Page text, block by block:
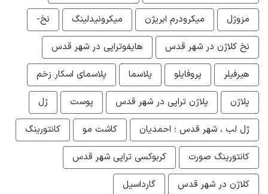
مزوژل
میکرودرم ابریژن میکرونیدلینگ
نخ-
نخ کلاژن در شهر قدس
هایفوتراپی در شهر قدس
هیرفیلر
پروفایلو پلاسما
پلاسمای اسکار زخم
پلاژن
پلاژن تراپی در شهر قدس پوست
ژل
ژل لب ، شهر قدس ؛ احمدیان
کاشت مو
کانتورینگ
کانتورینگ صورت
کربوکسی تراپی شهر قدس
کلاژن در شهر قدس
گارداسیل